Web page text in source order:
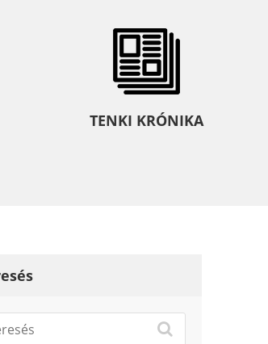
TENKI KRÓNIKA